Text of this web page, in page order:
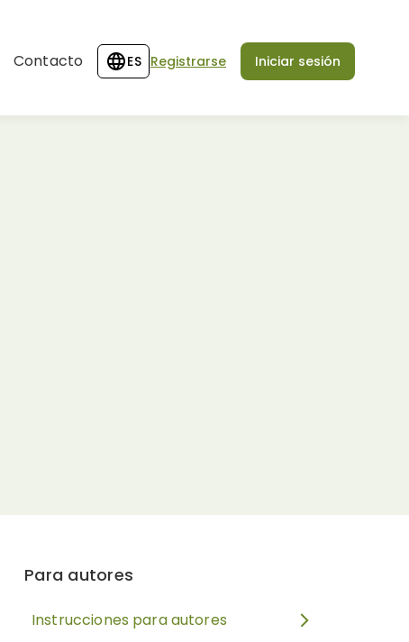
Contacto ES Registrarse Iniciar sesión
Para autores
Instrucciones para autores